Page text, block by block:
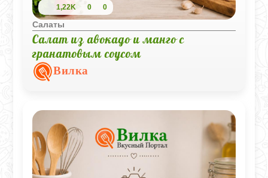
1,22K 0 0
Салаты
Салат из авокадо и манго с
гранатовым соусом
Вилка